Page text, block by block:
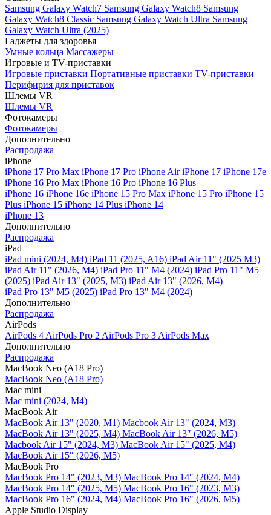
Samsung Galaxy Watch7 Samsung Galaxy Watch8 Samsung
Galaxy Watch8 Classic Samsung Galaxy Watch Ultra Samsung
Galaxy Watch Ultra (2025)
Гаджеты для здоровья
Умные кольца Массажеры
Игровые и TV-приставки
Игровые приставки Портативные приставки TV-приставки
Перифирия для приставок
Шлемы VR
Шлемы VR
Фотокамеры
Фотокамеры
Дополнительно
Распродажа
iPhone
iPhone 17 Pro Max iPhone 17 Pro iPhone AiriPhone 17 iPhone 17e
iPhone 16 Pro Max iPhone 16 Pro iPhone 16 Plus
iPhone 16 iPhone 16e iPhone 15 Pro Max iPhone 15 Pro iPhone 15
Plus iPhone 15 iPhone 14 Plus iPhone 14
iPhone 13
Дополнительно
Распродажа
iPad
iPad mini (2024, M4) iPad 11 (2025, A16) iPad Air 11" (2025 M3)
iPad Air 11" (2026, M4) iPad Pro 11" M4 (2024) iPad Pro 11" M5
(2025) iPad Air 13" (2025, M3) iPad Air 13" (2026, M4)
iPad Pro 13" M5 (2025) iPad Pro 13" M4 (2024)
Дополнительно
Распродажа
AirPods
AirPods 4 AirPods Pro 2 AirPods Pro 3 AirPods Max
Дополнительно
Распродажа
MacBook Neo (A18 Pro)
MacBook Neo (A18 Pro)
Mac mini
Mac mini (2024, M4)
MacBook Air
MacBook Air 13" (2020, M1) Macbook Air 13" (2024, M3)
MacBook Air 13" (2025, M4) MacBook Air 13″ (2026, M5)
Macbook Air 15" (2024, M3) MacBook Air 15" (2025, M4)
MacBook Air 15″ (2026, M5)
MacBook Pro
MacBook Pro 14" (2023, M3) MacBook Pro 14″ (2024, M4)
MacBook Pro 14″ (2025, M5) MacBook Pro 16" (2023, M3)
MacBook Pro 16″ (2024, M4) MacBook Pro 16" (2026, M5)
Apple Studio Display